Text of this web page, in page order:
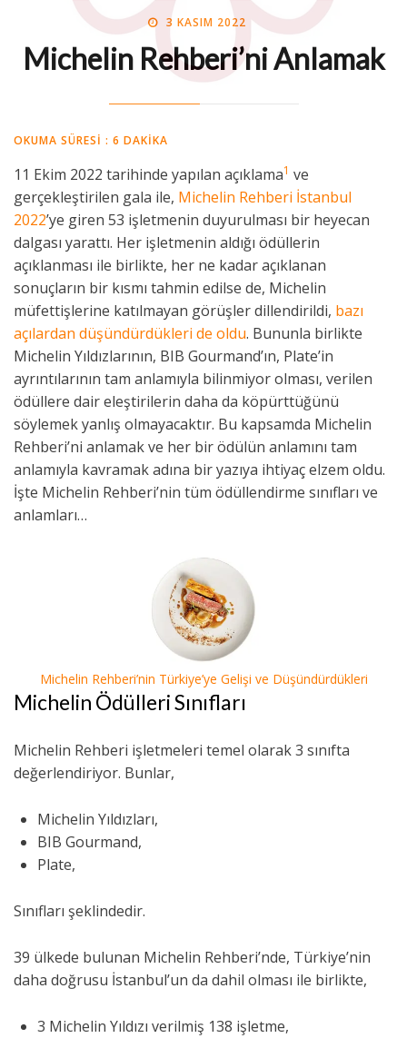
BYMIDE MÜHENDISI
POSTED
3 KASIM 2022
Michelin Rehberi’ni Anlamak
OKUMA SÜRESI : 6 DAKIKA
11 Ekim 2022 tarihinde yapılan açıklama1 ve
gerçekleştirilen gala ile, Michelin Rehberi İstanbul
2022’ye giren 53 işletmenin duyurulması bir heyecan
dalgası yarattı. Her işletmenin aldığı ödüllerin
açıklanması ile birlikte, her ne kadar açıklanan
sonuçların bir kısmı tahmin edilse de, Michelin
müfettişlerine katılmayan görüşler dillendirildi, bazı
açılardan düşündürdükleri de oldu. Bununla birlikte
Michelin Yıldızlarının, BIB Gourmand’ın, Plate’in
ayrıntılarının tam anlamıyla bilinmiyor olması, verilen
ödüllere dair eleştirilerin daha da köpürttüğünü
söylemek yanlış olmayacaktır. Bu kapsamda Michelin
Rehberi’ni anlamak ve her bir ödülün anlamını tam
anlamıyla kavramak adına bir yazıya ihtiyaç elzem oldu.
İşte Michelin Rehberi’nin tüm ödüllendirme sınıfları ve
anlamları…
Michelin Rehberi’nin Türkiye’ye Gelişi ve Düşündürdükleri
Michelin Ödülleri Sınıfları
Michelin Rehberi işletmeleri temel olarak 3 sınıfta
değerlendiriyor. Bunlar,
Michelin Yıldızları,
BIB Gourmand,
Plate,
Sınıfları şeklindedir.
39 ülkede bulunan Michelin Rehberi’nde, Türkiye’nin
daha doğrusu İstanbul’un da dahil olması ile birlikte,
3 Michelin Yıldızı verilmiş 138 işletme,